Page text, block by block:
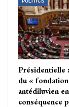
POLITICS
Présidentielle
du «
antédiluvien en
conséquence